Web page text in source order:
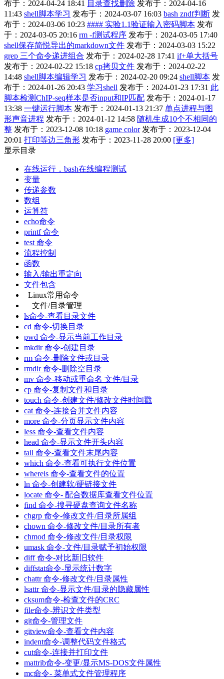
布于：2024-04-24 18:41 目录查找删除 发布于：2024-04-16
11:43 shell脚本学习 发布于：2024-03-07 16:03 bash zndf判断 发
布于：2024-03-06 10:23 #### 实验1.1验证输入密码脚本 发布
于：2024-03-05 20:16 rm -f测试程序 发布于：2024-03-05 17:40
shell保存简悦导出的markdown文件 发布于：2024-03-03 15:22
grep 三个命令递进组合 发布于：2024-02-28 17:41 if+单大括号
发布于：2024-02-22 15:18 cp拷贝文件 发布于：2024-02-22
14:48 shell脚本编辑学习 发布于：2024-02-20 09:24 shell脚本 发
布于：2024-01-26 20:43 学习shell 发布于：2024-01-23 17:31 此
脚本检测ChIP-seq样本是否input和IP匹配 发布于：2024-01-17
13:38 一键运行脚本 发布于：2024-01-13 21:37 单点进程与图
形声音进程 发布于：2024-01-12 14:58 随机生成10个不相同的
整 发布于：2023-12-08 10:18 game color 发布于：2023-12-04
20:01 打印等边三角形 发布于：2023-11-28 20:00 [更多]
显示目录
在线运行，bash在线编程测试
变量
传递参数
数组
运算符
echo命令
printf 命令
test 命令
流程控制
函数
输入/输出重定向
文件包含
Linux常用命令
文件/目录管理
ls命令-查看目录文件
cd 命令-切换目录
pwd 命令-显示当前工作目录
mkdir 命令-创建目录
rm 命令-删除文件或目录
rmdir 命令-删除空目录
mv 命令-移动或重命名 文件/目录
cp 命令-复制文件和目录
touch 命令-创建文件/修改文件时间戳
cat 命令-连接合并文件内容
more 命令-分页显示文件内容
less 命令-查看文件内容
head 命令-显示文件开头内容
tail 命令-查看文件末尾内容
which 命令-查看可执行文件位置
whereis 命令-查看文件的位置
ln 命令-创建软/硬链接文件
locate 命令- 配合数据库查看文件位置
find 命令-搜寻硬盘查询文件名称
chgrp 命令-修改文件/目录所属组
chown 命令-修改文件/目录所有者
chmod 命令-修改文件/目录权限
umask 命令-文件/目录赋予初始权限
diff 命令-对比新旧软件
diffstat命令-显示统计数字
chattr 命令-修改文件/目录属性
lsattr 命令-显示文件/目录的隐藏属性
cksum命令-检查文件的CRC
file命令-辨识文件类型
git命令-管理文件
gitview命令-查看文件内容
indent命令-调整代码文件格式
cut命令-连接并打印文件
mattrib命令-变更/显示MS-DOS文件属性
mc命令- 菜单式文件管理程序